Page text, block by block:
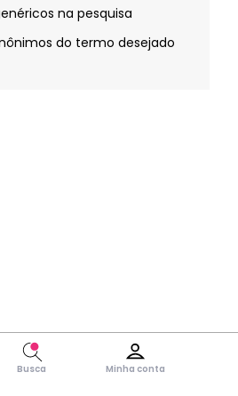
Busca Minha conta
na pesquisa
do termo desejado